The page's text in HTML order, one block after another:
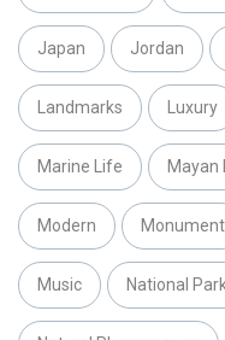
Japan Jordan
Landmarks Luxury
Marine Life Mayan
Modern Monument
Music National Park